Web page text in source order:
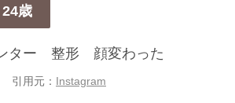
歳
引用元： Instagram